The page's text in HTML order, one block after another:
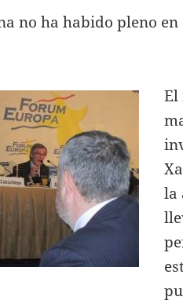
no ha habido pleno
El
la